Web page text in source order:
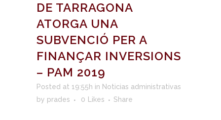
DE TARRAGONA
ATORGA UNA
SUBVENCIÓ PER A
FINANÇAR INVERSIONS
– PAM 2019
Posted at 19:55h in Noticias administrativas
by prades 0 Likes Share